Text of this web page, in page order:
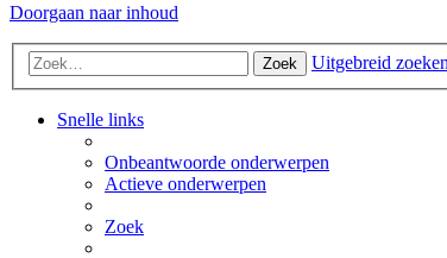
Doorgaan naar inhoud
Zoek Uitgebreid
Snelle links
Onbeantwoorde onderwerpen
Actieve onderwerpen
Zoek